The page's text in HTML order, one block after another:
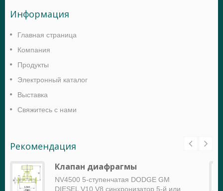
Информация
Главная страница
Компания
Продукты
Электронный каталог
Выставка
Свяжитесь с нами
Рекомендация
Клапан диафрагмы
NV4500 5-ступенчатая DODGE GM
DIESEL V10 V8 синхронизатор 5-й или